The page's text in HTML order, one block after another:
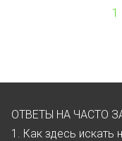
1
ОТВЕТЫ НА ЧАСТО
1. Как здесь искать